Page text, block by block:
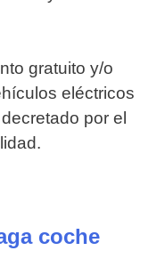
gratuito y/o
eléctricos
por el
coche